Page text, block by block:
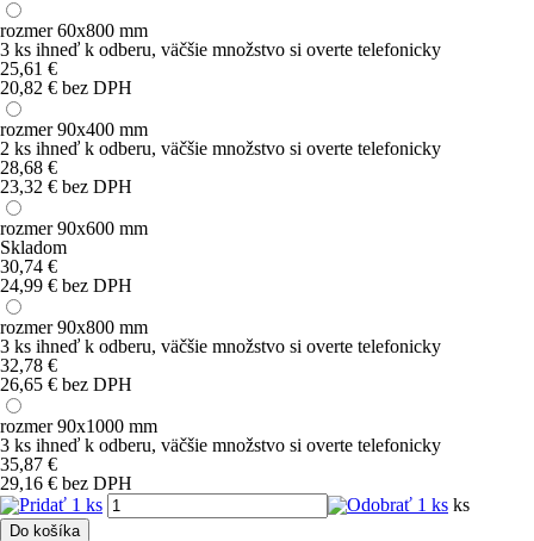
rozmer 60x800 mm
3 ks ihneď k odberu, väčšie množstvo si overte telefonicky
25,61 €
20,82 € bez DPH
rozmer 90x400 mm
2 ks ihneď k odberu, väčšie množstvo si overte telefonicky
28,68 €
23,32 € bez DPH
rozmer 90x600 mm
Skladom
30,74 €
24,99 € bez DPH
rozmer 90x800 mm
3 ks ihneď k odberu, väčšie množstvo si overte telefonicky
32,78 €
26,65 € bez DPH
rozmer 90x1000 mm
3 ks ihneď k odberu, väčšie množstvo si overte telefonicky
35,87 €
29,16 € bez DPH
ks
Do košíka